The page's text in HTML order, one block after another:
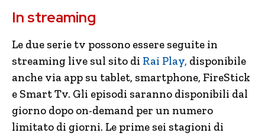
In streaming
Le due serie tv possono essere seguite in
streaming live sul sito di Rai Play, disponibile
anche via app su tablet, smartphone, FireStick
e Smart Tv. Gli episodi saranno disponibili dal
giorno dopo on-demand per un numero
limitato di giorni. Le prime sei stagioni di